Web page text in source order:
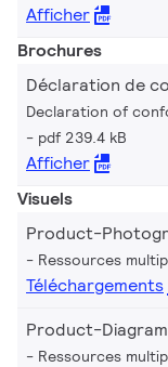
Afficher
Brochures
Déclaration de
Declaration of
pdf 239.4 kB
Afficher
Visuels
Product-
Ressources
Téléchargements
Product-
Ressources